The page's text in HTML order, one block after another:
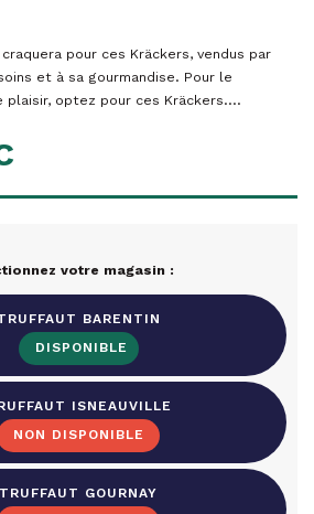
pour ces Kräckers, vendus par
et à sa gourmandise. Pour le
plaisir, optez pour ces Kräckers....
votre magasin :
BARENTIN
ISNEAUVILLE
TRUFFAUT GOURNAY